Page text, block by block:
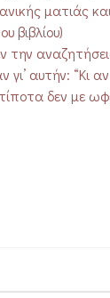
ματιάς
βιβλίου)
γι’ αυτήν: “Κι
δεν με